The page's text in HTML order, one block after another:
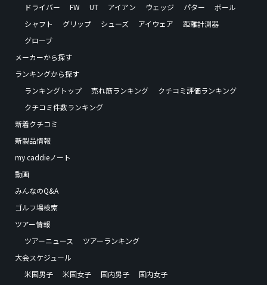
ドライバー
FW UT アイアン ウェッジ パター
ボール
シャフト
グリップ シューズ アイウェア
距離計測器
グローブ
メーカーから探す
ランキングから探す
ランキングトップ
売れ筋ランキング
クチコミ評価ランキング
クチコミ件数ランキング
新着クチコミ
新製品情報
my caddieノート
動画
みんなのQ&A
ゴルフ場検索
ツアー情報
ツアーニュース
ツアーランキング
大会スケジュール
米国男子
米国女子 国内男子
国内女子